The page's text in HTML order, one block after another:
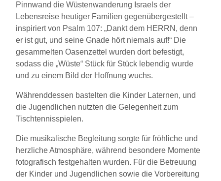
Pinnwand die Wüstenwanderung Israels der
Lebensreise heutiger Familien gegenübergestellt –
inspiriert von Psalm 107: „Dankt dem HERRN, denn
er ist gut, und seine Gnade hört niemals auf!“ Die
gesammelten Oasenzettel wurden dort befestigt,
sodass die „Wüste“ Stück für Stück lebendig wurde
und zu einem Bild der Hoffnung wuchs.
Währenddessen bastelten die Kinder Laternen, und
die Jugendlichen nutzten die Gelegenheit zum
Tischtennisspielen.
Die musikalische Begleitung sorgte für fröhliche und
herzliche Atmosphäre, während besondere Momente
fotografisch festgehalten wurden. Für die Betreuung
der Kinder und Jugendlichen sowie die Vorbereitung